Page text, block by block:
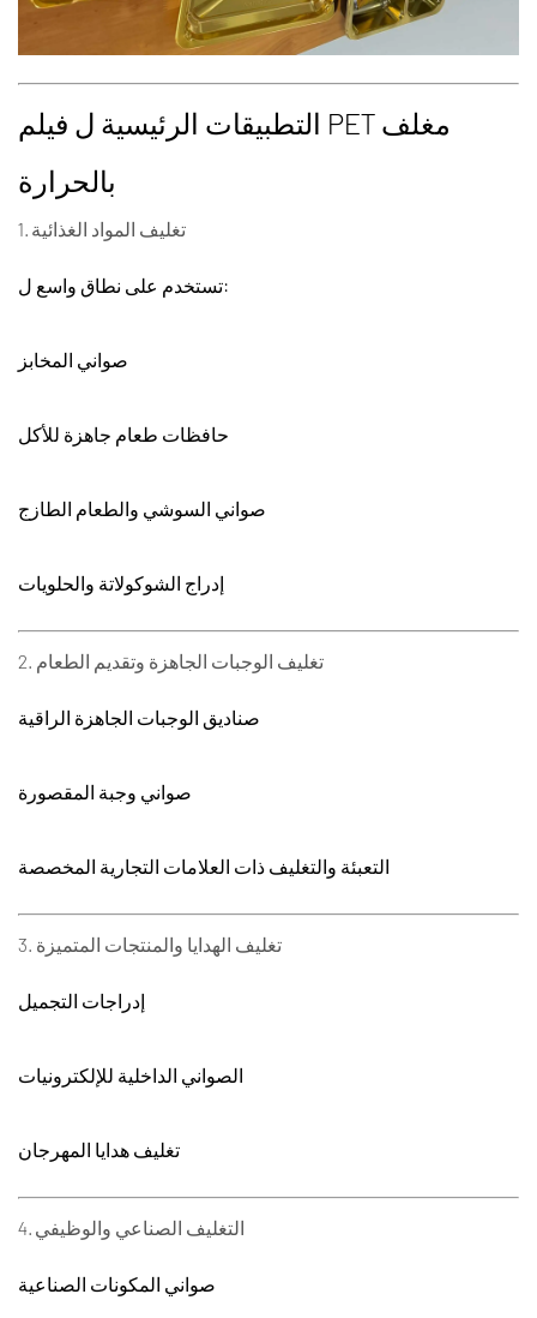
التطبيقات الرئيسية ل فيلم PET مغلف
بالحرارة
1. تغليف المواد الغذائية
تستخدم على نطاق واسع ل:
صواني المخابز
حافظات طعام جاهزة للأكل
صواني السوشي والطعام الطازج
إدراج الشوكولاتة والحلويات
2. تغليف الوجبات الجاهزة وتقديم الطعام
صناديق الوجبات الجاهزة الراقية
صواني وجبة المقصورة
التعبئة والتغليف ذات العلامات التجارية المخصصة
3. تغليف الهدايا والمنتجات المتميزة
إدراجات التجميل
الصواني الداخلية للإلكترونيات
تغليف هدايا المهرجان
4. التغليف الصناعي والوظيفي
صواني المكونات الصناعية